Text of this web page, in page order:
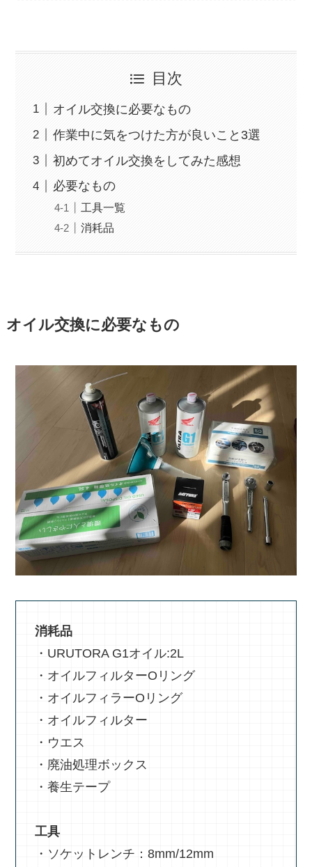
目次
オイル交換に必要なもの
作業中に気をつけた方が良いこと3選
初めてオイル交換をしてみた感想
必要なもの
工具一覧
消耗品
オイル交換に必要なもの
消耗品
・URUTORA G1オイル:2L
・オイルフィルターOリング
・オイルフィラーOリング
・オイルフィルター
・ウエス
・廃油処理ボックス
・養生テープ
工具
・ソケットレンチ：8mm/12mm